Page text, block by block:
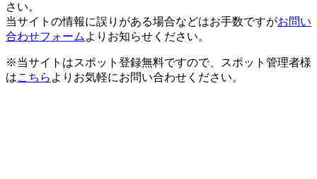
さい。
当サイトの情報に誤りがある場合などはお手数ですがお問い
合わせフォーム よりお知らせください。
※当サイトはスポット登録無料ですので、スポット管理者様
はこちら よりお気軽にお問い合わせください。